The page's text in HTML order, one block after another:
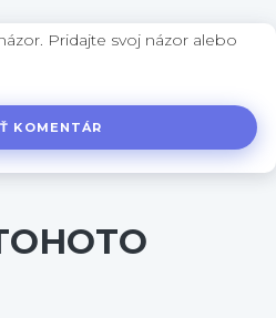
Pridajte svoj názor alebo
KOMENTÁR